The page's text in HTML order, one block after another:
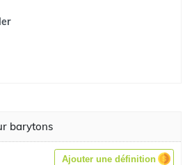
barytons
Ajouter une définition